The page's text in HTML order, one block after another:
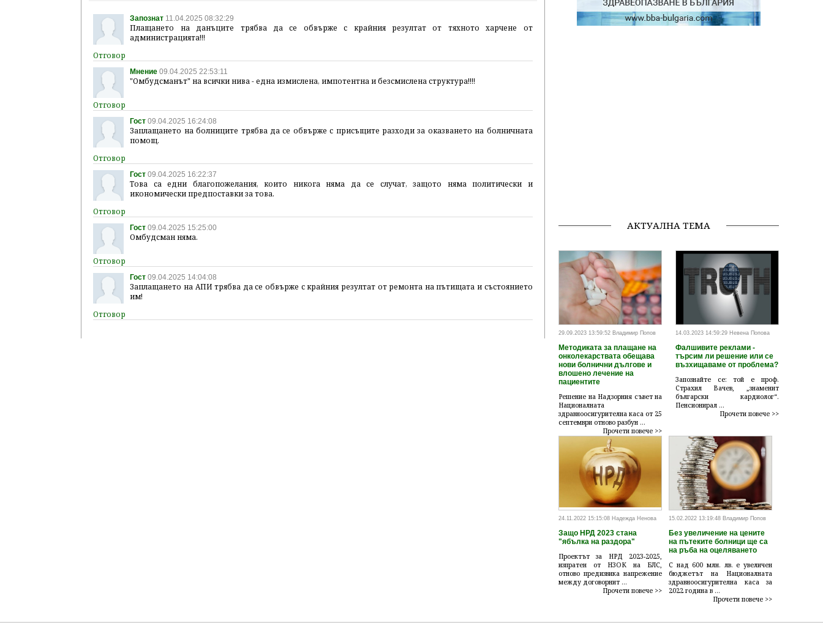
Запознат 11.04.2025 08:32:29
Плащането на данъците трябва да се обвърже с крайния резултат от тяхното харчене от
администрацията!!!
Мнение 09.04.2025 22:53:11
"Омбудсманът" на всички нива - една измислена, импотентна и безсмислена структура!!!!
Гост 09.04.2025 16:24:08
Заплащането на болниците трябва да се обвърже с присъщите разходи за оказването на болничната
помощ.
Гост 09.04.2025 16:22:37
Това са едни благопожелания, които никога няма да се случат, защото няма политически и
икономически предпоставки за това.
Гост 09.04.2025 15:25:00
Омбудсман няма.
Гост 09.04.2025 14:04:08
Заплащането на АПИ трябва да се обвърже с крайния резултат от ремонта на пътищата и състоянието
им!
АКТУАЛНА ТЕМА
29.09.2023 13:59:52 Владимир Попов
Методиката за плащане на
онколекарствата обещава
нови болнични дългове и
влошено лечение на
пациентите
Решение на Надзорния съвет на
Националната
здравноосигурителна каса от 25
септември отново разбун ...
Прочети повече >>
14.03.2023 14:59:29 Невена Попова
Фалшивите реклами -
търсим ли решение или се
възхищаваме от проблема?
Запознайте се: той е проф.
Страхил Вачев, „знаменит
български кардиолог“.
Пенсионирал ...
Прочети повече >>
24.11.2022 15:15:08 Надежда Ненова
Защо НРД 2023 стана
"ябълка на раздора"
Проектът за НРД 2023-2025,
изпратен от НЗОК на БЛС,
отново предизвика напрежение
между договорнит ...
Прочети повече >>
15.02.2022 13:19:48 Владимир Попов
Без увеличение на цените
на пътеките болници ще са
на ръба на оцеляването
С над 600 млн. лв. е увеличен
бюджетът на Националната
здравноосигурителна каса за
2022 година в ...
Прочети повече >>